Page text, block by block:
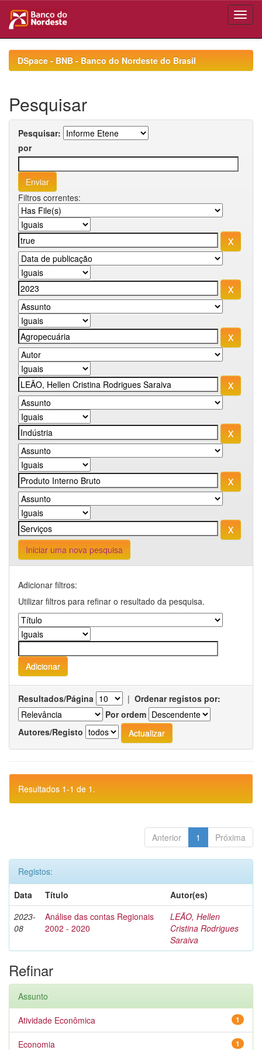
navigationDSpace - BNB - Banco do Nordeste do Brasil
Pesquisar
Pesquisar:
por
Filtros correntes:
Iniciar uma nova pesquisa
Adicionar filtros:
Utilizar filtros para refinar o resultado da pesquisa.
Resultados/Página | Ordenar registos por:
Por ordem
Autores/Registo
Resultados 1-1 de 1.
Anterior 1 Próxima
Registos:
Data
Título
Autor(es)
2023-
08
Análise das contas Regionais
2002 - 2020
LEÃO, Hellen
Cristina Rodrigues
Saraiva
Refinar
Assunto
1
Atividade Econômica
1
Economia